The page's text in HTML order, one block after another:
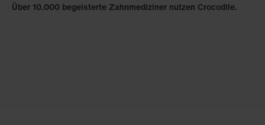
Über 10.000 begeisterte Zahnmediziner nutzen Crocodile.